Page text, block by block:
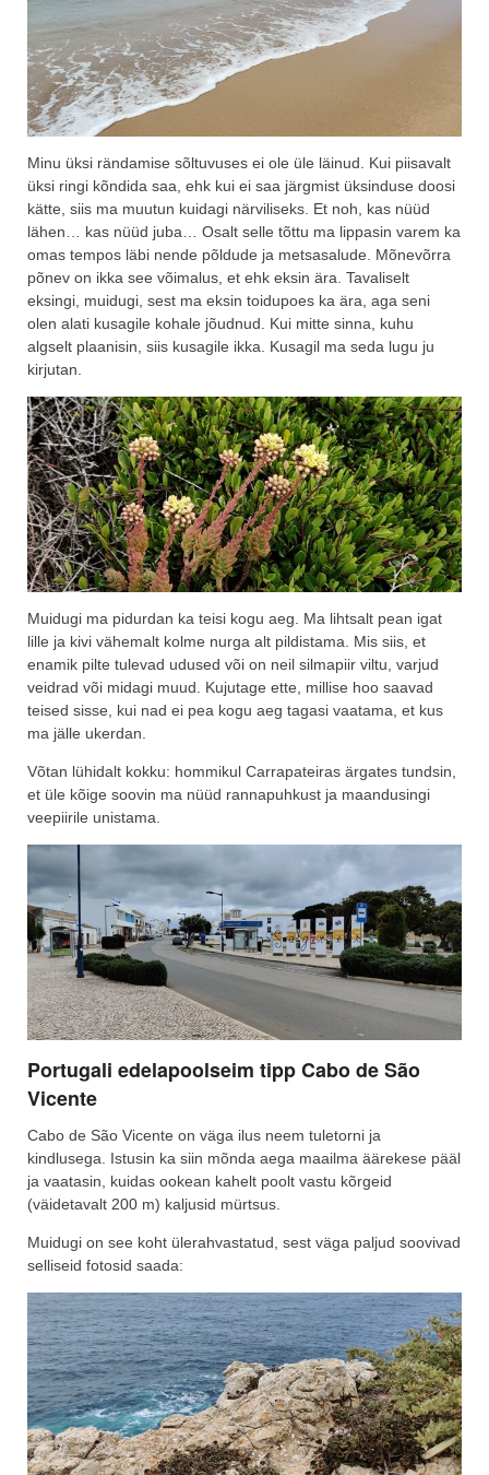
Minu üksi rändamise sõltuvuses ei ole üle läinud. Kui piisavalt
üksi ringi kõndida saa, ehk kui ei saa järgmist üksinduse doosi
kätte, siis ma muutun kuidagi närviliseks. Et noh, kas nüüd
lähen… kas nüüd juba… Osalt selle tõttu ma lippasin varem ka
omas tempos läbi nende põldude ja metsasalude. Mõnevõrra
põnev on ikka see võimalus, et ehk eksin ära. Tavaliselt
eksingi, muidugi, sest ma eksin toidupoes ka ära, aga seni
olen alati kusagile kohale jõudnud. Kui mitte sinna, kuhu
algselt plaanisin, siis kusagile ikka. Kusagil ma seda lugu ju
kirjutan.
Muidugi ma pidurdan ka teisi kogu aeg. Ma lihtsalt pean igat
lille ja kivi vähemalt kolme nurga alt pildistama. Mis siis, et
enamik pilte tulevad udused või on neil silmapiir viltu, varjud
veidrad või midagi muud. Kujutage ette, millise hoo saavad
teised sisse, kui nad ei pea kogu aeg tagasi vaatama, et kus
ma jälle ukerdan.
Võtan lühidalt kokku: hommikul Carrapateiras ärgates tundsin,
et üle kõige soovin ma nüüd rannapuhkust ja maandusingi
veepiirile unistama.
Portugali edelapoolseim tipp Cabo de São
Vicente
Cabo de São Vicente on väga ilus neem tuletorni ja
kindlusega. Istusin ka siin mõnda aega maailma äärekese pääl
ja vaatasin, kuidas ookean kahelt poolt vastu kõrgeid
(väidetavalt 200 m) kaljusid mürtsus.
Muidugi on see koht ülerahvastatud, sest väga paljud soovivad
selliseid fotosid saada: